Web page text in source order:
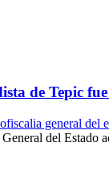
de Tepic
fiscalia general del
del Estado